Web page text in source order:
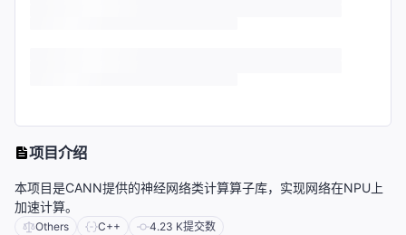
项目介绍
本项目是CANN提供的神经网络类计算算子库，实现网络在NPU上
加速计算。
Others C++ 4.23 K提交数